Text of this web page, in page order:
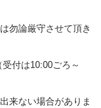
勿論厳守させて頂き
付は10:00ごろ～
来ない場合がありま